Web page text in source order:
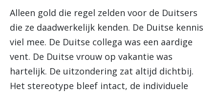
Alleen gold die regel zelden voor de Duitsers
die ze daadwerkelijk kenden. De Duitse kennis
viel mee. De Duitse collega was een aardige
vent. De Duitse vrouw op vakantie was
hartelijk. De uitzondering zat altijd dichtbij.
Het stereotype bleef intact, de individuele